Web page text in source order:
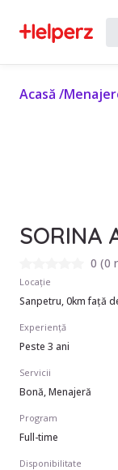
Acasă /
SORINA
0 (0
Locație
Sanpetru, 0km față
Experiență
Peste 3 ani
Servicii
Bonă, Menajeră
Program
Full-time
Disponibilitate